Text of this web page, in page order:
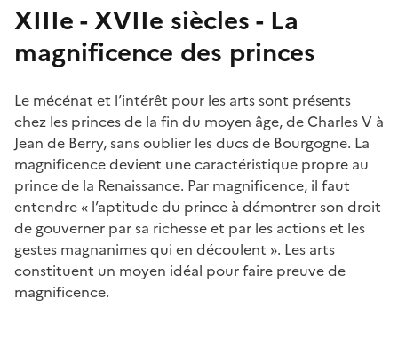
XIIIe - XVIIe siècles - La
magnificence des princes
Le mécénat et l’intérêt pour les arts sont présents
chez les princes de la fin du moyen âge, de Charles V à
Jean de Berry, sans oublier les ducs de Bourgogne. La
magnificence devient une caractéristique propre au
prince de la Renaissance. Par magnificence, il faut
entendre « l’aptitude du prince à démontrer son droit
de gouverner par sa richesse et par les actions et les
gestes magnanimes qui en découlent ». Les arts
constituent un moyen idéal pour faire preuve de
magnificence.